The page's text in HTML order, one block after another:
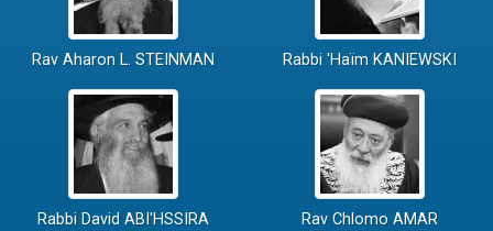
Rav Aharon L. STEINMAN Rabbi 'Haïm KANIEWSKI
Rabbi David ABI'HSSIRA Rav Chlomo AMAR